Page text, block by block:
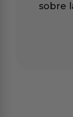
sobre